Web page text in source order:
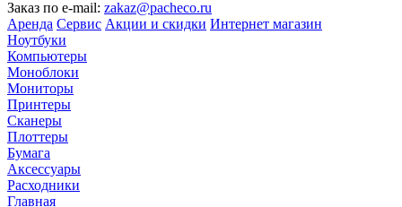
Заказ по e-mail: zakaz@pacheco.ru
Аренда Сервис Акции и скидки Интернет магазин
Ноутбуки
Компьютеры
Моноблоки
Мониторы
Принтеры
Сканеры
Плоттеры
Бумага
Аксессуары
Расходники
Главная